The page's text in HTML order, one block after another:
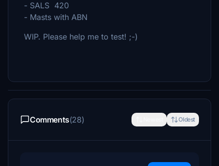
- SALS 420
- Masts with ABN
WIP. Please help me to test! ;-)
Comments(28) Oldest